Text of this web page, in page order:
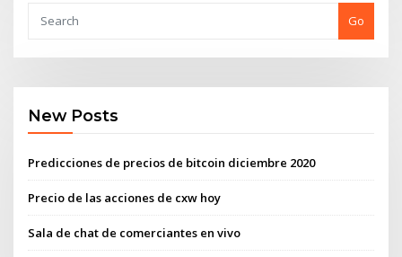
Go
New Posts
Predicciones de precios de bitcoin diciembre 2020
Precio de las acciones de cxw hoy
Sala de chat de comerciantes en vivo